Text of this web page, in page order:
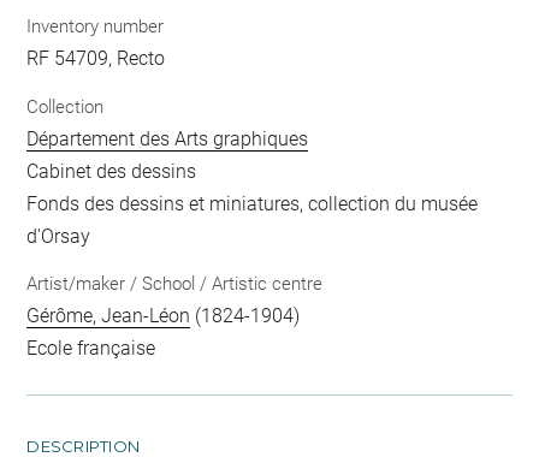
Inventory number
RF 54709, Recto
Collection
Département des Arts graphiques
Cabinet des dessins
Fonds des dessins et miniatures, collection du musée
d'Orsay
Artist/maker / School / Artistic centre
Gérôme, Jean-Léon (1824-1904)
Ecole française
DESCRIPTION